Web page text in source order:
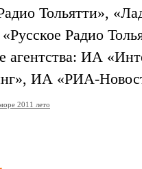
Тольятти»,
Радио
агентства: ИА
», ИА «РИА-
2011 лето